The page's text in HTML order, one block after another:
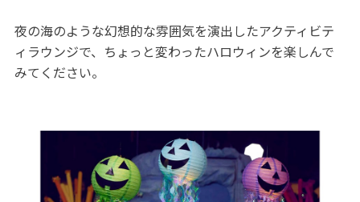
夜の海のような幻想的な雰囲気を演出したアクティビテ
ィラウンジで、ちょっと変わったハロウィンを楽しんで
みてください。